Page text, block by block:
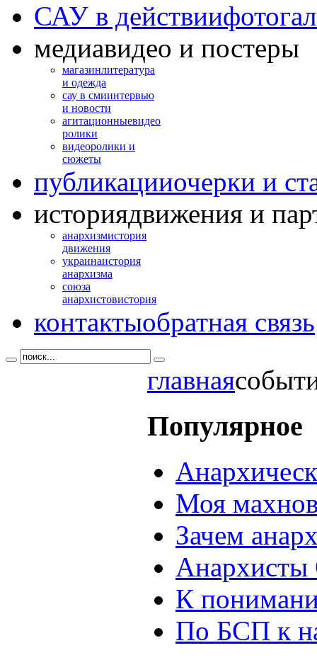
САУ в действии
медиавидео и постеры
магазинлитература
и одежда
сау в смиинтервью
и новости
агитационныевидео
ролики
видеоролики и
сюжеты
публикацииочерки и
историядвижения и
анархизмистория
движения
украинаистория
анархизма
союза
анархистовистория
контактыобратная связь
главная
Популярное
Моя
Зачем
Анархисты
К
По БСП к